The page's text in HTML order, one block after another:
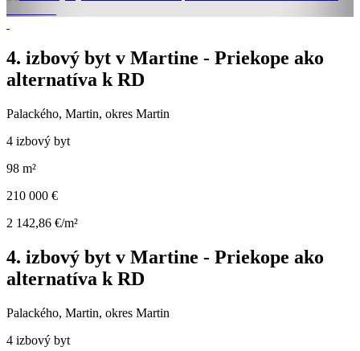
4. izbový byt v Martine - Priekope ako
alternatíva k RD
Palackého, Martin, okres Martin
4 izbový byt
98 m²
210 000 €
2 142,86 €/m²
4. izbový byt v Martine - Priekope ako
alternatíva k RD
Palackého, Martin, okres Martin
4 izbový byt